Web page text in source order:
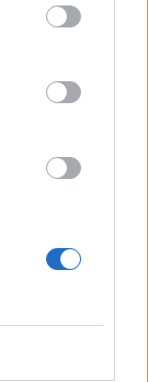
között
és a